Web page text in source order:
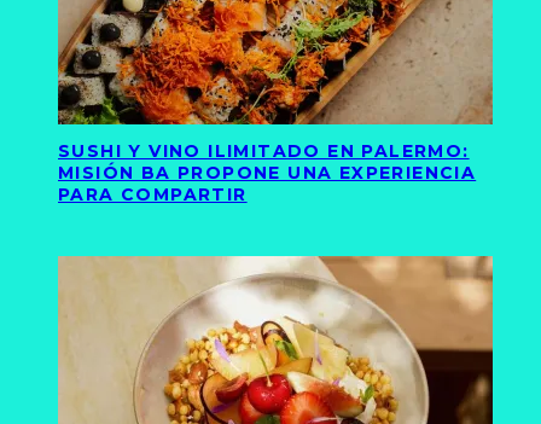
SUSHI Y VINO ILIMITADO EN PALERMO:
MISIÓN BA PROPONE UNA EXPERIENCIA
PARA COMPARTIR